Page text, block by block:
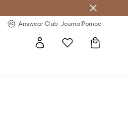
Answear Club JournalPomoc